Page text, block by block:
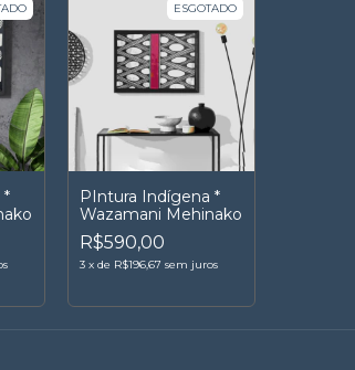
*
ESGOTADO
PIntura Indígena *
Wazamani Mehinako
R$590,00
3 x de R$196,67 sem juros